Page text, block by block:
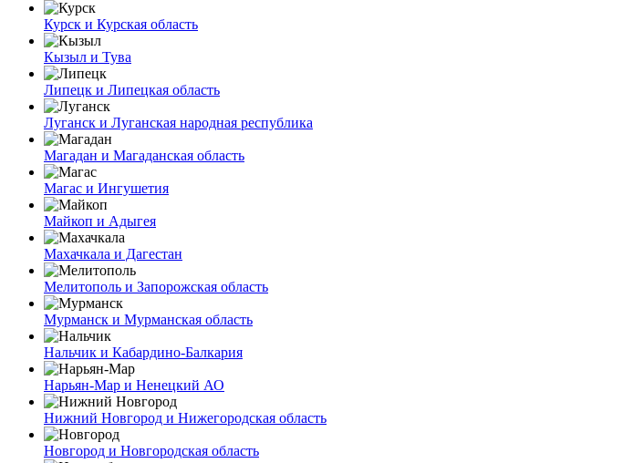
Курск и Курская область
Кызыл и Тува
Липецк и Липецкая область
Луганск и Луганская народная республика
Магадан и Магаданская область
Магас и Ингушетия
Майкоп и Адыгея
Махачкала и Дагестан
Мелитополь и Запорожская область
Мурманск и Мурманская область
Нальчик и Кабардино-Балкария
Нарьян-Мар и Ненецкий АО
Нижний Новгород и Нижегородская область
Новгород и Новгородская область